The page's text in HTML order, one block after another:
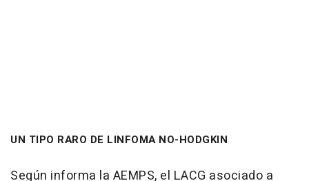
UN TIPO RARO DE LINFOMA NO-HODGKIN
Según informa la AEMPS, el LACG asociado a